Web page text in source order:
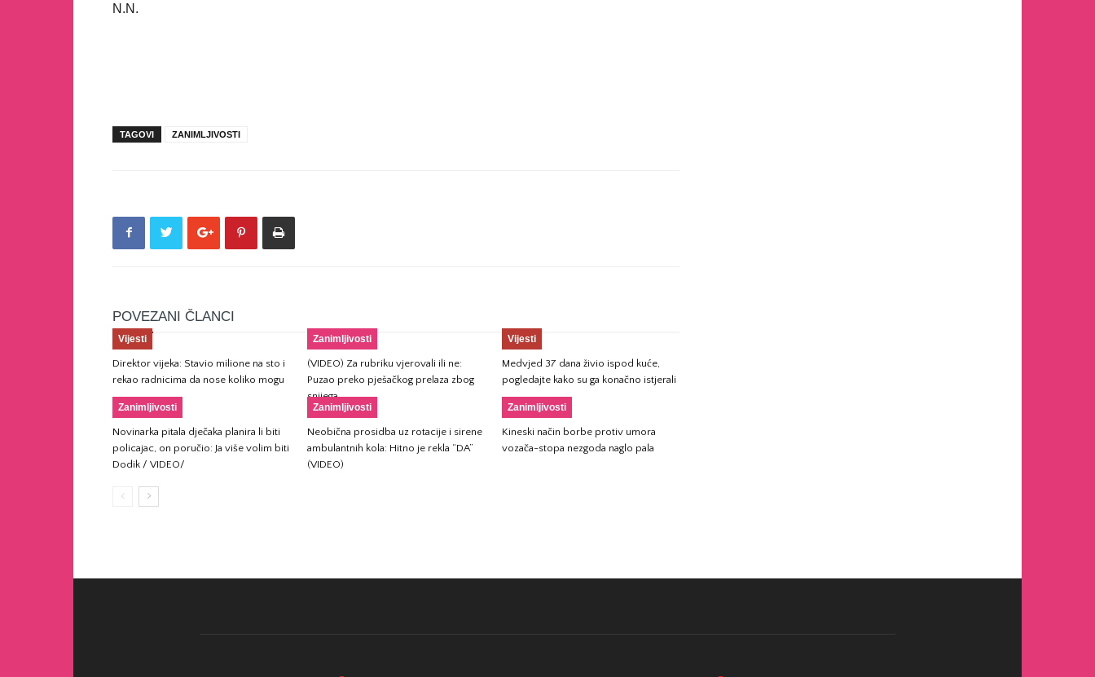
N.N.
TAGOVI ZANIMLJIVOSTI
POVEZANI ČLANCI
Vijesti
Direktor vijeka: Stavio milione na sto i
rekao radnicima da nose koliko mogu
Zanimljivosti
(VIDEO) Za rubriku vjerovali ili ne:
Puzao preko pješačkog prelaza zbog
snijega
Vijesti
Medvjed 37 dana živio ispod kuće,
pogledajte kako su ga konačno istjerali
Zanimljivosti
Novinarka pitala dječaka planira li biti
policajac, on poručio: Ja više volim biti
Dodik / VIDEO/
Zanimljivosti
Neobična prosidba uz rotacije i sirene
ambulantnih kola: Hitno je rekla “DA”
(VIDEO)
Zanimljivosti
Kineski način borbe protiv umora
vozača-stopa nezgoda naglo pala